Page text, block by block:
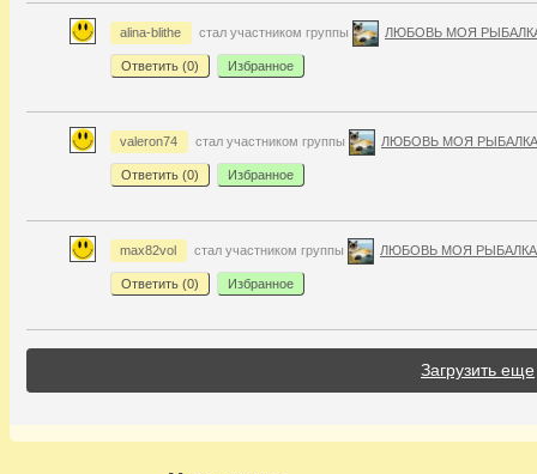
alina-blithe стал участником группы ЛЮБОВЬ МОЯ
Ответить (0) Избранное
valeron74 стал участником группы ЛЮБОВЬ МОЯ РЫБАЛКА
Ответить (0) Избранное
max82vol стал участником группы ЛЮБОВЬ МОЯ РЫБАЛКА
Ответить (0) Избранное
Загрузить еще